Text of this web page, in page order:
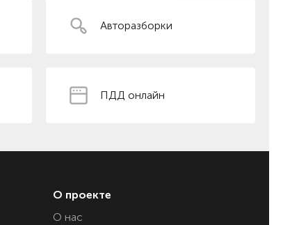
Авторазборки
ПДД онлайн
О проекте
О нас